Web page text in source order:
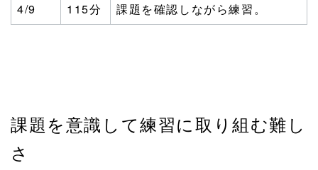
4/9
115分 課題を確認しながら練習。
課題を意識して練習に取り組む難し
さ